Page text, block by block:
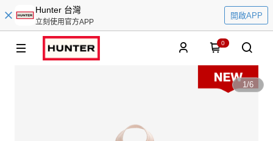
Hunter 台灣
立刻使用官方APP
開啟APP
0
1/6